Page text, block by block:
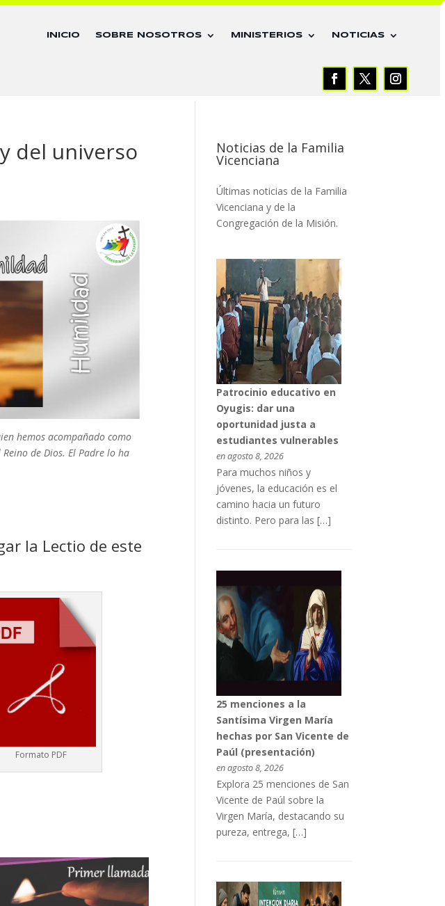
INICIO SOBRE NOSOTROS MINISTERIOS NOTICIAS
del universo
hemos acompañado como
de Dios. El Padre lo ha
la Lectio de este
Formato PDF
Noticias de la Familia
Vicenciana
Últimas noticias de la Familia
Vicenciana y de la
Congregación de la Misión.
Patrocinio educativo en
Oyugis: dar una
oportunidad justa a
estudiantes vulnerables
en agosto 8, 2026
Para muchos niños y
jóvenes, la educación es el
camino hacia un futuro
distinto. Pero para las […]
25 menciones a la
Santísima Virgen María
hechas por San Vicente de
Paúl (presentación)
en agosto 8, 2026
Explora 25 menciones de San
Vicente de Paúl sobre la
Virgen María, destacando su
pureza, entrega, […]